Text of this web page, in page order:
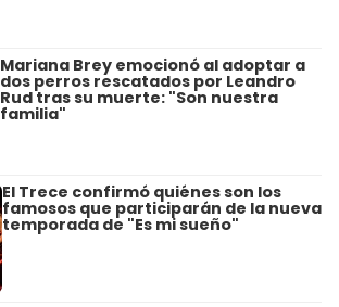
Mariana Brey emocionó al adoptar a
dos perros rescatados por Leandro
Rud tras su muerte: "Son nuestra
familia"
El Trece confirmó quiénes son los
famosos que participarán de la nueva
temporada de "Es mi sueño"